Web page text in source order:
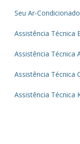
Seu Ar-
Assistência Técnica
Assistência Técnica
Assistência Técnica
Assistência Técnica